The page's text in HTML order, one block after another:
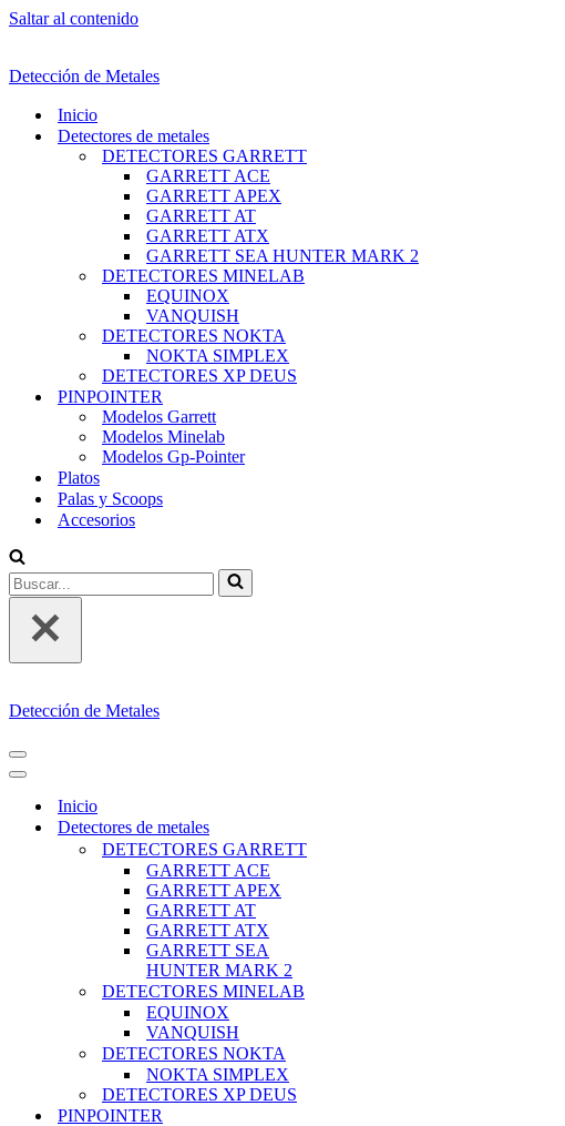
Saltar al contenido
Detección de Metales
Inicio
Detectores de metales
DETECTORES GARRETT
GARRETT ACE
GARRETT APEX
GARRETT AT
GARRETT ATX
GARRETT SEA HUNTER MARK 2
DETECTORES MINELAB
EQUINOX
VANQUISH
DETECTORES NOKTA
NOKTA SIMPLEX
DETECTORES XP DEUS
PINPOINTER
Modelos Garrett
Modelos Minelab
Modelos Gp-Pointer
Platos
Palas y Scoops
Accesorios
Buscar...
Detección de Metales
MENÚ
DE
NAVEGACIÓN
MENÚ
DE
NAVEGACIÓN
Inicio
Detectores de metales
DETECTORES GARRETT
GARRETT ACE
GARRETT APEX
GARRETT AT
GARRETT ATX
GARRETT SEA
HUNTER MARK 2
DETECTORES MINELAB
EQUINOX
VANQUISH
DETECTORES NOKTA
NOKTA SIMPLEX
DETECTORES XP DEUS
PINPOINTER